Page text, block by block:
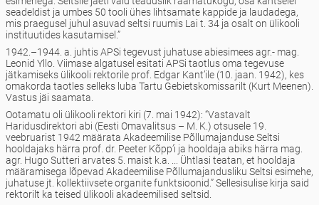
seadeldist ja umbes 50 tooli ühes lihtsamate kappide ja laudadega,
mis praegusel juhul asuvad seltsi ruumis Lai t. 34 ja osalt on ülikooli
instituutides kasutamisel.”
1942.–1944. a. juhtis APSi tegevust juhatuse abiesimees agr.- mag.
Leonid Yllo. Viimase algatusel esitati APSi taotlus oma tegevuse
jätkamiseks ülikooli rektorile prof. Edgar Kant’ile (10. jaan. 1942), kes
omakorda taotles selleks luba Tartu Gebietskomissarilt (Kurt Meenen).
Vastus jäi saamata.
Ootamatu oli ülikooli rektori kiri (7. mai 1942): “Vastavalt
Haridusdirektori abi (Eesti Omavalitsus – M. K.) otsusele 19.
veebruarist 1942 määrata Akadeemilise Põllumajanduse Seltsi
hooldajaks härra prof. dr. Peeter Kõpp’i ja hooldaja abiks härra mag.
agr. Hugo Sutteri arvates 5. maist k.a. ... Ühtlasi teatan, et hooldaja
määramisega lõpevad Akadeemilise Põllumajandusliku Seltsi esimehe,
juhatuse jt. kollektiivsete organite funktsioonid.” Sellesisulise kirja said
rektorilt ka teised ülikooli akadeemilised seltsid.